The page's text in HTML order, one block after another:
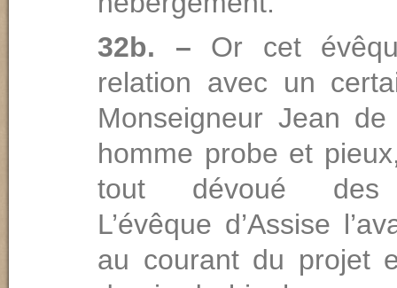
32b. – Or cet
relation avec un
Monseigneur Jean de
homme probe et
tout dévoué des
L’évêque d’Assise
au courant du projet